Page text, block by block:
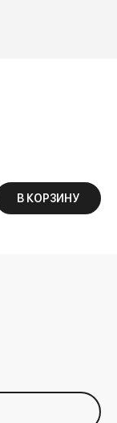
В КОРЗИНУ